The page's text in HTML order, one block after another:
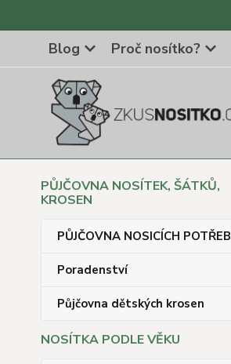
Blog Proč nosítko?
PŮJČOVNA NOSÍTEK, ŠÁTKŮ,
KROSEN
PŮJČOVNA NOSICÍCH POTŘEB
Poradenství
Půjčovna dětských krosen
NOSÍTKA PODLE VĚKU